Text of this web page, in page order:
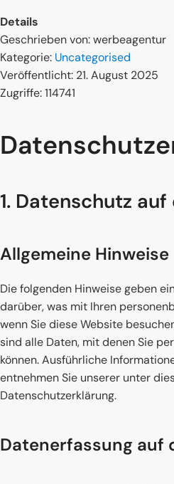
Details
Geschrieben von:werbeagentur
Kategorie: Uncategorised
Veröffentlicht: 21. August 2025
Zugriffe: 114741
1. Datenschutz
Allgemeine Hinweise
Die folgenden Hinweise geben
darüber, was mit Ihren
wenn Sie diese Website
sind alle Daten, mit denen Sie
können. Ausführliche
entnehmen Sie unserer unter
Datenschutzerklärung.
Datenerfassung auf